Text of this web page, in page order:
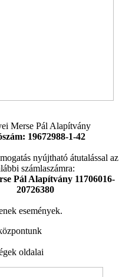
Merse Pál Alapítvány
19672988-1-42
nyújtható átutalással az
számlaszámra:
Pál Alapítvány 11706016-
20726380
események.
oldalai